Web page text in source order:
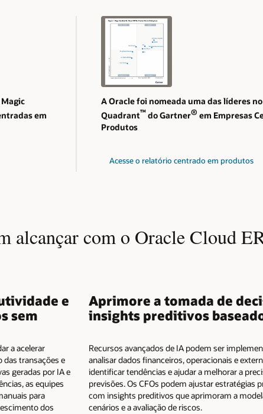
em
A Oracle foi nomeada uma das líderes
Quadrant™do Gartner® em Empresas
Produtos
Acesse o relatório centrado em produtos
alcançar com o Oracle Cloud
e
sem
a acelerar
das transações e
geradas por IA e
as equipes
para
dos
Aprimore a tomada de
insights preditivos
Recursos avançados de IA podem ser
analisar dados financeiros, operacionais e
identificar tendências e ajudar a melhorar a
previsões. Os CFOs podem ajustar estratégias
com insights preditivos que aprimoram a
cenários e a avaliação de riscos.